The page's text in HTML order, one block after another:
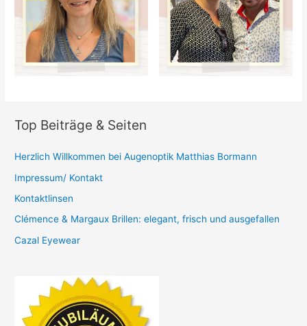
Top Beiträge & Seiten
Herzlich Willkommen bei Augenoptik Matthias Bormann
Impressum/ Kontakt
Kontaktlinsen
Clémence & Margaux Brillen: elegant, frisch und ausgefallen
Cazal Eyewear